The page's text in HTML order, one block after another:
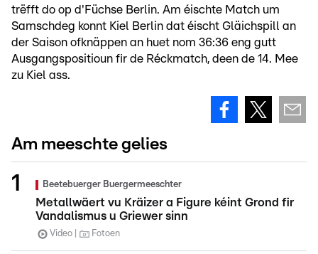
trëfft do op d'Füchse Berlin. Am éischte Match um
Samschdeg konnt Kiel Berlin dat éischt Gläichspill an
der Saison ofknäppen an huet nom 36:36 eng gutt
Ausgangspositioun fir de Réckmatch, deen de 14. Mee
zu Kiel ass.
Am meeschte gelies
Beetebuerger Buergermeeschter
Metallwäert vu Kräizer a Figure kéint Grond fir
Vandalismus u Griewer sinn
Video Fotoen